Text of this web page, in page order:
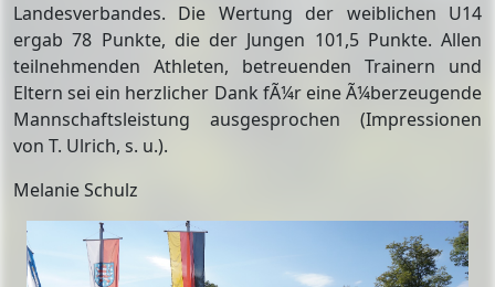
Landesverbandes. Die Wertung der weiblichen U14
ergab 78 Punkte, die der Jungen 101,5 Punkte. Allen
teilnehmenden Athleten, betreuenden Trainern und
Eltern sei ein herzlicher Dank fÃ¼r eine Ã¼berzeugende
Mannschaftsleistung ausgesprochen (Impressionen
von T. Ulrich, s. u.).
Melanie Schulz